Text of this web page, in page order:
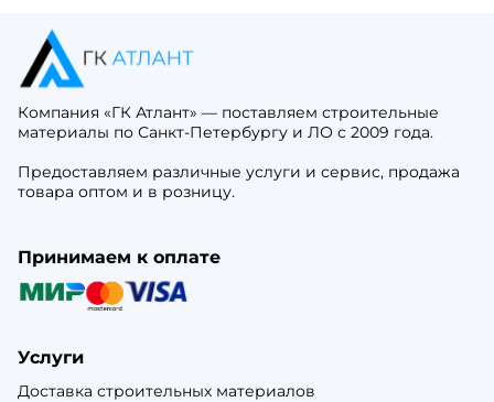
Компания «ГК Атлант» — поставляем строительные
материалы по Санкт-Петербургу и ЛО с 2009 года.
Предоставляем различные услуги и сервис, продажа
товара оптом и в розницу.
Принимаем к оплате
Услуги
Доставка строительных материалов